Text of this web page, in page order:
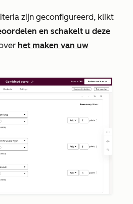
zijn geconfigureerd, klikt
en schakelt u deze
het maken van uw